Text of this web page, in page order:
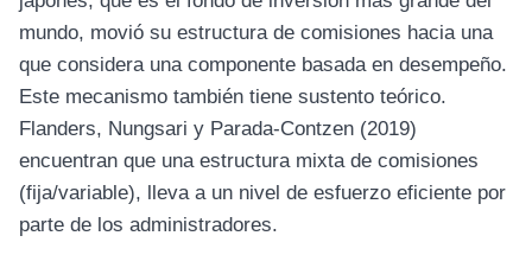
mundo, movió su estructura de comisiones hacia una
que considera una componente basada en desempeño.
Este mecanismo también tiene sustento teórico.
Flanders, Nungsari y Parada‐Contzen (2019)
encuentran que una estructura mixta de comisiones
(fija/variable), lleva a un nivel de esfuerzo eficiente por
parte de los administradores.